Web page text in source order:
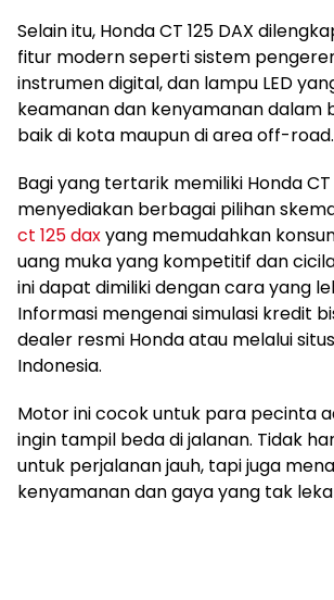
Selain itu, Honda CT 125 DAX
fitur modern seperti sistem
instrumen digital, dan lampu LED
keamanan dan kenyamanan dalam
baik di kota maupun di area off-road.
Bagi yang tertarik memiliki Honda CT
menyediakan berbagai pilihan
ct 125 daxyang memudahkan
uang muka yang kompetitif dan
ini dapat dimiliki dengan cara yang
Informasi mengenai simulasi kredit
dealer resmi Honda atau melalui
Indonesia.
Motor ini cocok untuk para pecinta
ingin tampil beda di jalanan. Tidak
untuk perjalanan jauh, tapi juga
kenyamanan dan gaya yang tak